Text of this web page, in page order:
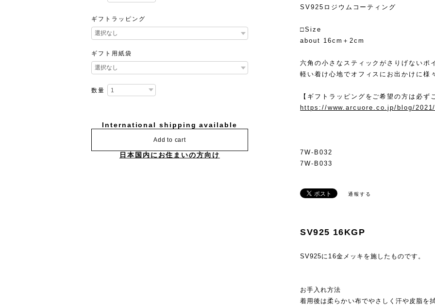
ギフトラッピング
ギフト用紙袋
数量
International shipping available
Add to cart
日本国内にお住まいの方向け
SV925ロジウムコーティング
□Size
about 16cm＋2cm
六角の小さなスティックがさりげないポ
軽い着け心地でオフィスにお出かけに様
【ギフトラッピングをご希望の方は必ず
https://www.arcuore.co.jp/blog/
7W-B032
7W-B033
通報する
SV925 16KGP
SV925に16金メッキを施したものです。
お手入れ方法
着用後は柔らかい布でやさしく汗や皮脂を